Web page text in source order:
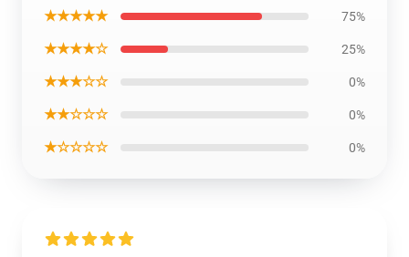
★★★★★ 75%
★★★★☆ 25%
★★★☆☆ 0%
★★☆☆☆ 0%
★☆☆☆☆ 0%